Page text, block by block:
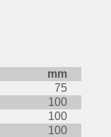
mm
75
100
100
100